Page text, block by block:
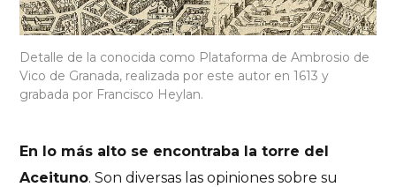
Detalle de la conocida como Plataforma de Ambrosio de
Vico de Granada, realizada por este autor en 1613 y
grabada por Francisco Heylan.
En lo más alto se encontraba la torre del
Aceituno. Son diversas las opiniones sobre su